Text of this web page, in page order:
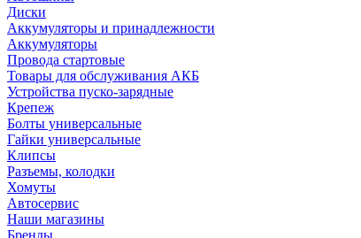
Диски
Аккумуляторы и принадлежности
Аккумуляторы
Провода стартовые
Товары для обслуживания АКБ
Устройства пуско-зарядные
Крепеж
Болты универсальные
Гайки универсальные
Клипсы
Разъемы, колодки
Хомуты
Автосервис
Наши магазины
Бренды